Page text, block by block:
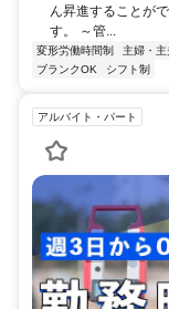
ん昇進することが
す。 ～管...
変形労働時間制 主婦・主
ブランクOK
シフト制
アルバイト・パート